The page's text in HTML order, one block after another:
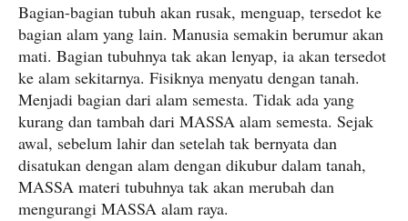
Bagian-bagian tubuh akan rusak, menguap, tersedot ke
bagian alam yang lain. Manusia semakin berumur akan
mati. Bagian tubuhnya tak akan lenyap, ia akan tersedot
ke alam sekitarnya. Fisiknya menyatu dengan tanah.
Menjadi bagian dari alam semesta. Tidak ada yang
kurang dan tambah dari MASSA alam semesta. Sejak
awal, sebelum lahir dan setelah tak bernyata dan
disatukan dengan alam dengan dikubur dalam tanah,
MASSA materi tubuhnya tak akan merubah dan
mengurangi MASSA alam raya.